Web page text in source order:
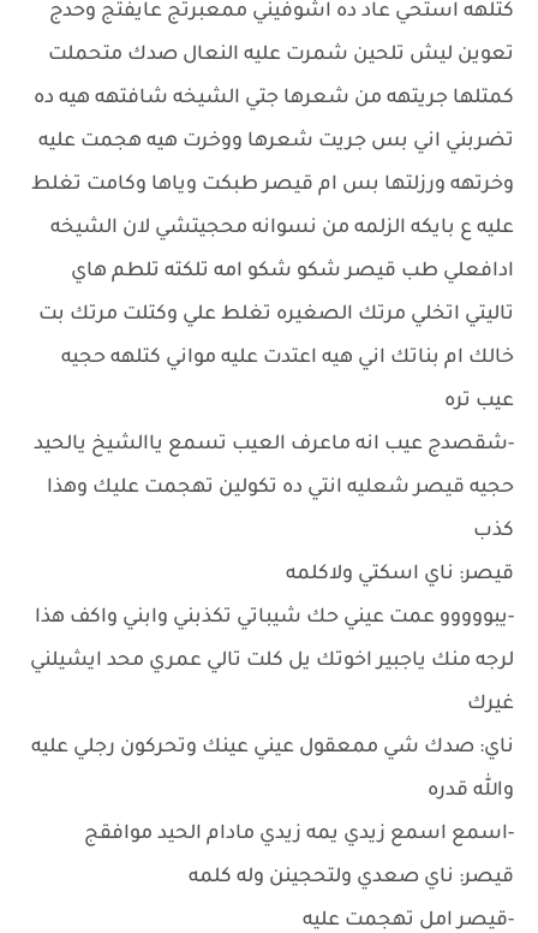
كتلهه استحي عاد ده اشوفيني ممعبرتج عايفتج وحدج
تعوين ليش تلحين شمرت عليه النعال صدك متحملت
كمتلها جريتهه من شعرها جتي الشيخه شافتهه هيه ده
تضربني اني بس جريت شعرها ووخرت هيه هجمت عليه
وخرتهه ورزلتها بس ام قيصر طبكت وياها وكامت تغلط
عليه ع بايكه الزلمه من نسوانه محجيتشي لان الشيخه
ادافعلي طب قيصر شكو شكو امه تلكته تلطم هاي
تاليتي اتخلي مرتك الصغيره تغلط علي وكتلت مرتك بت
خالك ام بناتك اني هيه اعتدت عليه مواني كتلهه حجيه
عيب تره
-شقصدج عيب انه ماعرف العيب تسمع ياالشيخ يالحيد
حجيه قيصر شعليه انتي ده تكولين تهجمت عليك وهذا
كذب
قيصر: ناي اسكتي ولاكلمه
-يبووووو عمت عيني حك شيباتي تكذبني وابني واكف هذا
لرجه منك ياجبير اخوتك يل كلت تالي عمري محد ايشيلني
غيرك
ناي: صدك شي ممعقول عيني عينك وتحركون رجلي عليه
والله قدره
-اسمع اسمع زيدي يمه زيدي مادام الحيد موافقج
قيصر: ناي صعدي ولتحجينن وله كلمه
-قيصر امل تهجمت عليه